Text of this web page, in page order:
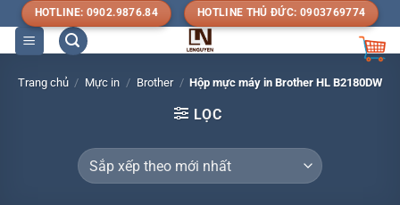
qua
nội
dung
HOTLINE: 0902.9876.84 HOTLINE THỦ ĐỨC: 0903769774
Trang chủ / Mực in / Brother / Hộp mực máy in Brother HL B2180DW
LỌC